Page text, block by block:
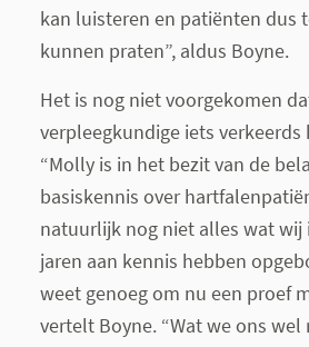
kan luisteren en patiënten dus
kunnen praten”, aldus Boyne.
Het is nog niet voorgekomen
verpleegkundige iets verkeerds
“Molly is in het bezit van de
basiskennis over
natuurlijk nog niet alles wat wij
jaren aan kennis hebben
weet genoeg om nu een proef
vertelt Boyne. “Wat we ons wel